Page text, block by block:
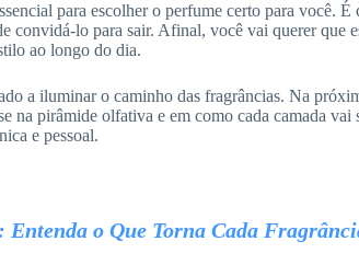
para escolher o perfume certo para você. É
convidá-lo para sair. Afinal, você vai querer que
ao longo do dia.
a iluminar o caminho das fragrâncias. Na
na pirâmide olfativa e em como cada camada vai
e pessoal.
Entenda o Que Torna Cada